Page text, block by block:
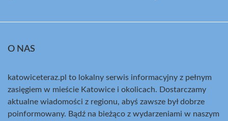
O NAS
katowiceteraz.pl to lokalny serwis informacyjny z pełnym
zasięgiem w mieście Katowice i okolicach. Dostarczamy
aktualne wiadomości z regionu, abyś zawsze był dobrze
poinformowany. Bądź na bieżąco z wydarzeniami w naszym